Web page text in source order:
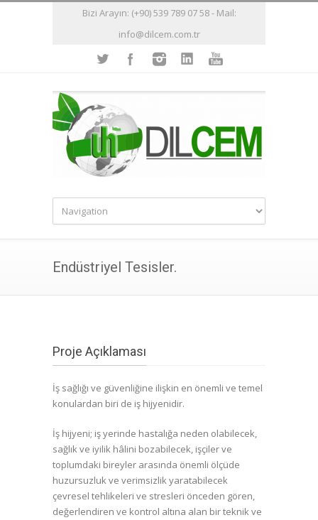
Bizi Arayın: (+90) 539 789 07 58 - Mail:
info@dilcem.com.tr
Endüstriyel Tesisler.
Proje Açıklaması
İş sağlığı ve güvenliğine ilişkin en önemli ve temel
konulardan biri de iş hijyenidir.
İş hijyeni; iş yerinde hastalığa neden olabilecek,
sağlık ve iyilik hâlini bozabilecek, işçiler ve
toplumdaki bireyler arasında önemli ölçüde
huzursuzluk ve verimsizlik yaratabilecek
çevresel tehlikeleri ve stresleri önceden gören,
değerlendiren ve kontrol altına alan bir teknik ve